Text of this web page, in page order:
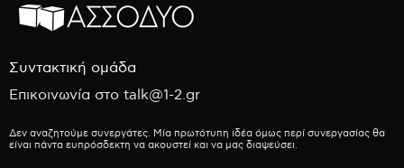
Συντακτική ομάδα
Επικοινωνία στο talk@1-2.gr
Δεν αναζητούμε συνεργάτες. Μία πρωτότυπη ιδέα όμως περί συνεργασίας θα
είναι πάντα ευπρόσδεκτη να ακουστεί και να μας διαψεύσει.